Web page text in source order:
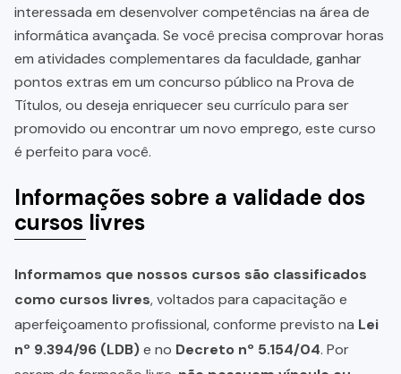
interessada em desenvolver competências na área de
informática avançada. Se você precisa comprovar horas
em atividades complementares da faculdade, ganhar
pontos extras em um concurso público na Prova de
Títulos, ou deseja enriquecer seu currículo para ser
promovido ou encontrar um novo emprego, este curso
é perfeito para você.
Informações sobre a validade dos
cursos livres
Informamos que nossos cursos são classificados
como cursos livres, voltados para capacitação e
aperfeiçoamento profissional, conforme previsto na Lei
nº 9.394/96 (LDB)e no Decreto nº 5.154/04. Por